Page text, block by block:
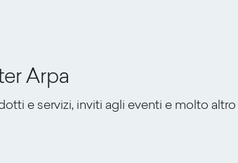
Arpa
e servizi, inviti agli eventi e molto altro